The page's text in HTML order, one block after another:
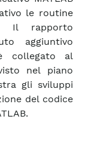
le routine
Il rapporto
aggiuntivo
collegato al
nel piano
gli sviluppi
del codice